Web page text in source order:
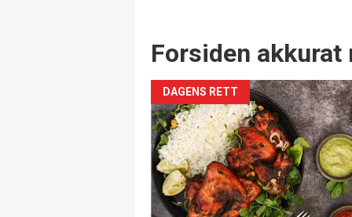
Forsiden akkurat
DAGENS RETT